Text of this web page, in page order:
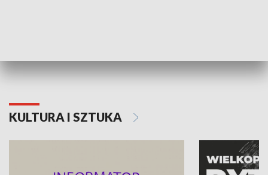
KULTURA I SZTUKA